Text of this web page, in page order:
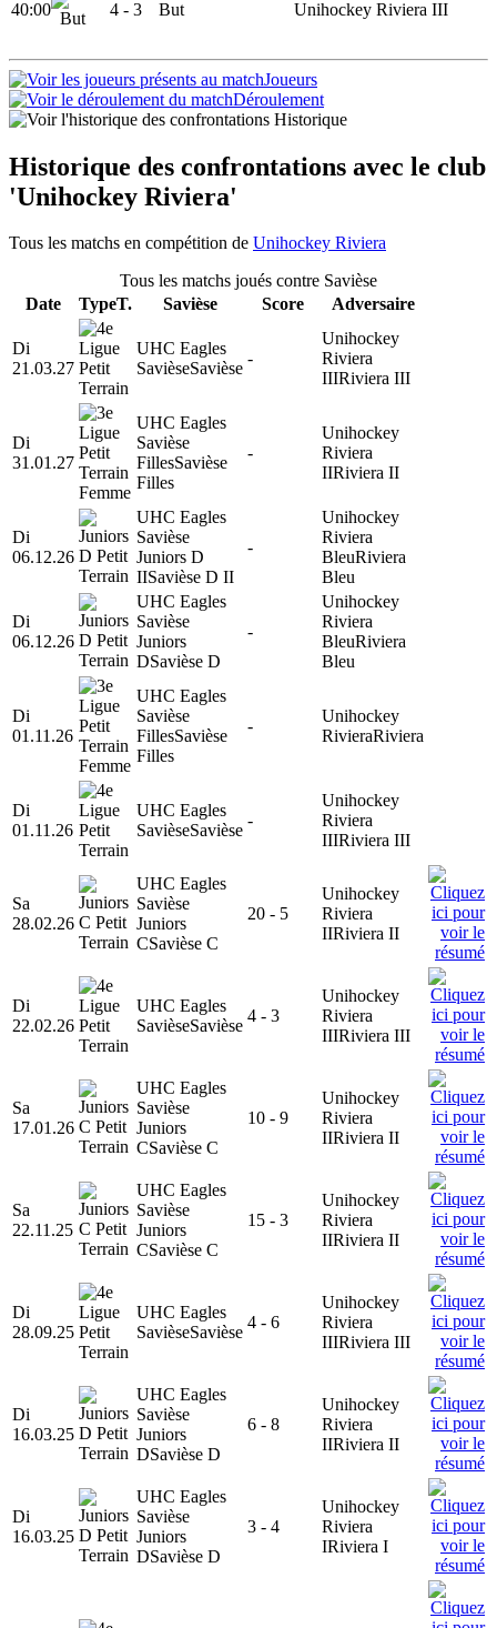
40:00 4 - 3 But Unihockey Riviera III
Joueurs
Déroulement
Historique
Historique des confrontations avec le club
'Unihockey Riviera'
Tous les matchs en compétition de Unihockey Riviera
Tous les matchs joués contre Savièse
Date
TypeT. Savièse Score Adversaire
Di
21.03.27
UHC Eagles
SavièseSavièse
-
Unihockey
Riviera
IIIRiviera III
Di
31.01.27
UHC Eagles
Savièse
FillesSavièse
Filles
-
Unihockey
Riviera
IIRiviera II
Di
06.12.26
UHC Eagles
Savièse
Juniors D
IISavièse D II
-
Unihockey
Riviera
BleuRiviera
Bleu
Di
06.12.26
UHC Eagles
Savièse
Juniors
DSavièse D
-
Unihockey
Riviera
BleuRiviera
Bleu
Di
01.11.26
UHC Eagles
Savièse
FillesSavièse
Filles
-
Unihockey
RivieraRiviera
Di
01.11.26
UHC Eagles
SavièseSavièse
-
Unihockey
Riviera
IIIRiviera III
Sa
28.02.26
UHC Eagles
Savièse
Juniors
CSavièse C
20 - 5
Unihockey
Riviera
IIRiviera II
Di
22.02.26
UHC Eagles
SavièseSavièse
4 - 3
Unihockey
Riviera
IIIRiviera III
Sa
17.01.26
UHC Eagles
Savièse
Juniors
CSavièse C
10 - 9
Unihockey
Riviera
IIRiviera II
Sa
22.11.25
UHC Eagles
Savièse
Juniors
CSavièse C
15 - 3
Unihockey
Riviera
IIRiviera II
Di
28.09.25
UHC Eagles
SavièseSavièse
4 - 6
Unihockey
Riviera
IIIRiviera III
Di
16.03.25
UHC Eagles
Savièse
Juniors
DSavièse D
6 - 8
Unihockey
Riviera
IIRiviera II
Di
16.03.25
UHC Eagles
Savièse
Juniors
DSavièse D
3 - 4
Unihockey
Riviera
IRiviera I